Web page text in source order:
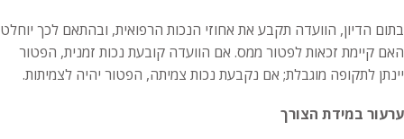
בתום הדיון, הוועדה תקבע את אחוזי הנכות הרפואית, ובהתאם לכך יוחלט
האם קיימת זכאות לפטור ממס. אם הוועדה קובעת נכות זמנית, הפטור
יינתן לתקופה מוגבלת; אם נקבעת נכות צמיתה, הפטור יהיה לצמיתות.
ערעור במידת הצורך